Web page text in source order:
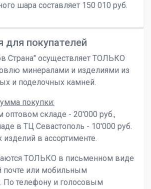
шара составляет 150 010 руб.
покупателей
Страна" осуществляет ТОЛЬКО
минералами и изделиями из
и поделочных камней.
покупки:
оптовом складе - 20'000 руб.,
в ТЦ Севастополь - 10'000 руб.
изделий в ассортименте.
ТОЛЬКО в письменном виде
почте или мобильным
телефону и голосовым